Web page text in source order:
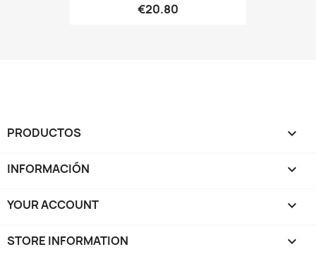
€20.80
PRODUCTOS 
INFORMACIÓN 
YOUR ACCOUNT 
STORE INFORMATION keyboard_arrow_down